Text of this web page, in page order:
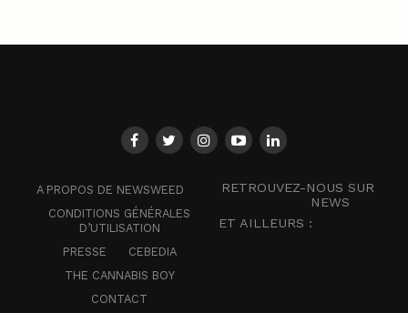
A PROPOS DE NEWSWEED
CONDITIONS GÉNÉRALES
D’UTILISATION
PRESSE
CEBEDIA
THE CANNABIS BOY
CONTACT
RETROUVEZ-NOUS SUR
NEWS
ET AILLEURS :